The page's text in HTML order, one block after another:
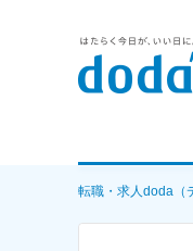
詳細条件か
転職・求人doda（